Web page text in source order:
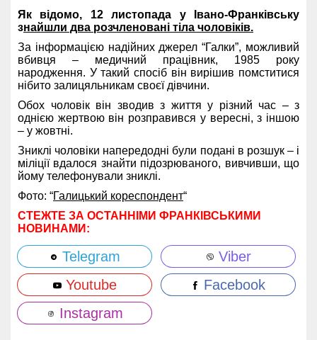
Як відомо, 12 листопада у Івано-Франківську
знайшли два розчленовані тіла чоловіків.
За інформацією надійних джерел “Галки”, можливий
вбивця – медичний працівник, 1985 року
народження. У такий спосіб він вирішив помститися
нібито залицяльникам своєї дівчини.
Обох чоловік він зводив з життя у різний час – з
однією жертвою він розправився у вересні, з іншою
– у жовтні.
Зниклі чоловіки напередодні були подані в розшук – і
міліції вдалося знайти підозрюваного, вивчивши, що
йому телефонували зниклі.
Фото: “Галицький кореспондент“
СТЕЖТЕ ЗА ОСТАННІМИ ФРАНКІВСЬКИМИ
НОВИНАМИ:
Telegram
Viber
Youtube
Facebook
Instagram